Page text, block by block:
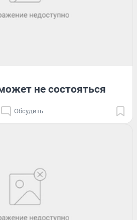
не состояться
Обсудить